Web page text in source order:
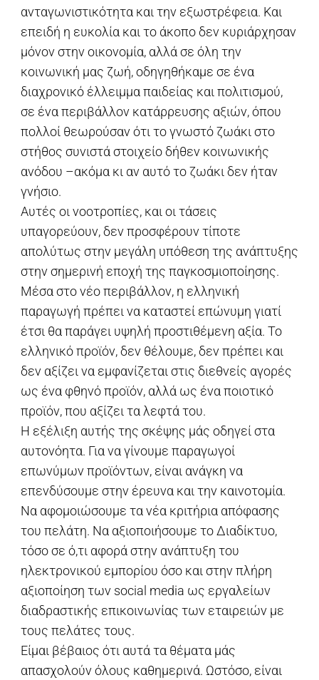
ανταγωνιστικότητα και την εξωστρέφεια. Και
επειδή η ευκολία και το άκοπο δεν κυριάρχησαν
μόνον στην οικονομία, αλλά σε όλη την
κοινωνική μας ζωή, οδηγηθήκαμε σε ένα
διαχρονικό έλλειμμα παιδείας και πολιτισμού,
σε ένα περιβάλλον κατάρρευσης αξιών, όπου
πολλοί θεωρούσαν ότι το γνωστό ζωάκι στο
στήθος συνιστά στοιχείο δήθεν κοινωνικής
ανόδου –ακόμα κι αν αυτό το ζωάκι δεν ήταν
γνήσιο.
Αυτές οι νοοτροπίες, και οι τάσεις
υπαγορεύουν, δεν προσφέρουν τίποτε
απολύτως στην μεγάλη υπόθεση της ανάπτυξης
στην σημερινή εποχή της παγκοσμιοποίησης.
Μέσα στο νέο περιβάλλον, η ελληνική
παραγωγή πρέπει να καταστεί επώνυμη γιατί
έτσι θα παράγει υψηλή προστιθέμενη αξία. Το
ελληνικό προϊόν, δεν θέλουμε, δεν πρέπει και
δεν αξίζει να εμφανίζεται στις διεθνείς αγορές
ως ένα φθηνό προϊόν, αλλά ως ένα ποιοτικό
προϊόν, που αξίζει τα λεφτά του.
Η εξέλιξη αυτής της σκέψης μάς οδηγεί στα
αυτονόητα. Για να γίνουμε παραγωγοί
επωνύμων προϊόντων, είναι ανάγκη να
επενδύσουμε στην έρευνα και την καινοτομία.
Να αφομοιώσουμε τα νέα κριτήρια απόφασης
του πελάτη. Να αξιοποιήσουμε το Διαδίκτυο,
τόσο σε ό,τι αφορά στην ανάπτυξη του
ηλεκτρονικού εμπορίου όσο και στην πλήρη
αξιοποίηση των social media ως εργαλείων
διαδραστικής επικοινωνίας των εταιρειών με
τους πελάτες τους.
Είμαι βέβαιος ότι αυτά τα θέματα μάς
απασχολούν όλους καθημερινά. Ωστόσο, είναι